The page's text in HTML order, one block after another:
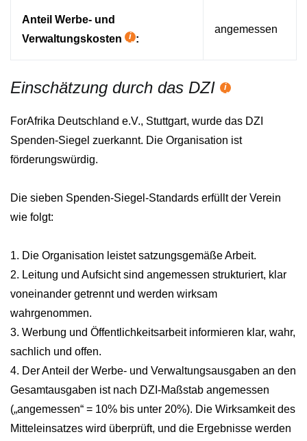
Anteil Werbe- und
Verwaltungskosten
Hilfetext
:
angemessen
Einschätzung durch das DZI Hilfetext
ForAfrika Deutschland e.V., Stuttgart, wurde das DZI
Spenden-Siegel zuerkannt. Die Organisation ist
förderungswürdig.
Die sieben Spenden-Siegel-Standards erfüllt der Verein
wie folgt:
1. Die Organisation leistet satzungsgemäße Arbeit.
2. Leitung und Aufsicht sind angemessen strukturiert, klar
voneinander getrennt und werden wirksam
wahrgenommen.
3. Werbung und Öffentlichkeitsarbeit informieren klar, wahr,
sachlich und offen.
4. Der Anteil der Werbe- und Verwaltungsausgaben an den
Gesamtausgaben ist nach DZI-Maßstab angemessen
(„angemessen“ = 10% bis unter 20%). Die Wirksamkeit des
Mitteleinsatzes wird überprüft, und die Ergebnisse werden